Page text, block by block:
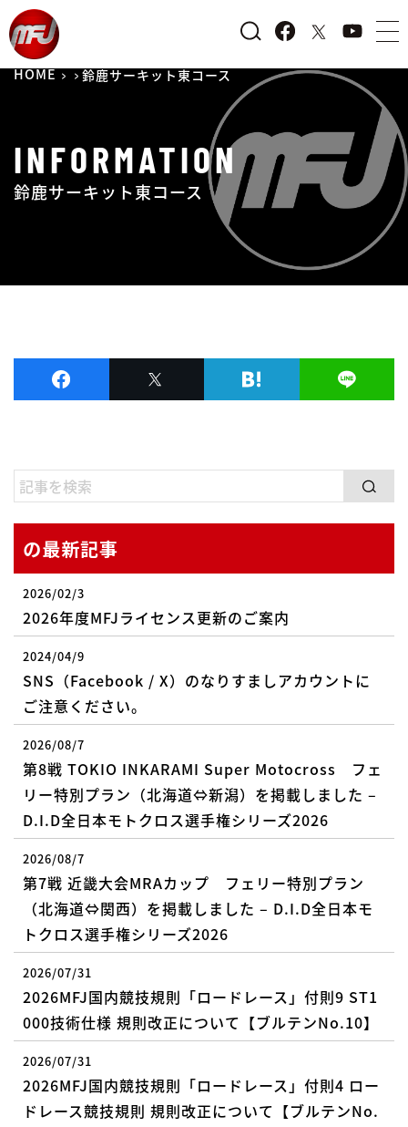
HOME 鈴鹿サーキット東コース
INFORMATION
鈴鹿サーキット東コース
の最新記事
2026/02/3
2026年度MFJライセンス更新のご案内
2024/04/9
SNS（Facebook / X）のなりすましアカウントに
ご注意ください。
2026/08/7
第8戦 TOKIO INKARAMI Super Motocross フェ
リー特別プラン（北海道⇔新潟）を掲載しました –
D.I.D全日本モトクロス選手権シリーズ2026
2026/08/7
第7戦 近畿大会MRAカップ フェリー特別プラン
（北海道⇔関西）を掲載しました – D.I.D全日本モ
トクロス選手権シリーズ2026
2026/07/31
2026MFJ国内競技規則「ロードレース」付則9 ST1
000技術仕様 規則改正について【ブルテンNo.10】
2026/07/31
2026MFJ国内競技規則「ロードレース」付則4 ロー
ドレース競技規則 規則改正について【ブルテンNo.